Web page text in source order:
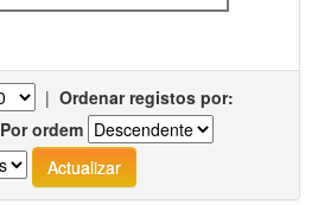
| Ordenar registos por:
Por ordem